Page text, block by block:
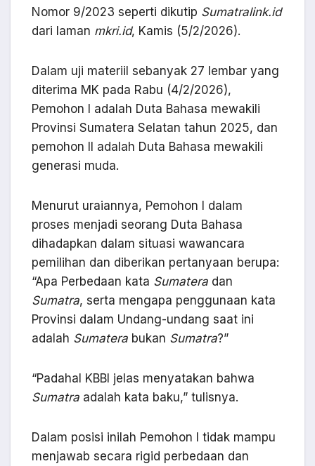
Nomor 9/2023 seperti dikutip Sumatralink.id
dari laman mkri.id, Kamis (5/2/2026).
Dalam uji materiil sebanyak 27 lembar yang
diterima MK pada Rabu (4/2/2026),
Pemohon I adalah Duta Bahasa mewakili
Provinsi Sumatera Selatan tahun 2025, dan
pemohon II adalah Duta Bahasa mewakili
generasi muda.
Menurut uraiannya, Pemohon I dalam
proses menjadi seorang Duta Bahasa
dihadapkan dalam situasi wawancara
pemilihan dan diberikan pertanyaan berupa:
“Apa Perbedaan kata Sumatera dan
Sumatra, serta mengapa penggunaan kata
Provinsi dalam Undang-undang saat ini
adalah Sumatera bukan Sumatra?”
“Padahal KBBI jelas menyatakan bahwa
Sumatra adalah kata baku,” tulisnya.
Dalam posisi inilah Pemohon I tidak mampu
menjawab secara rigid perbedaan dan